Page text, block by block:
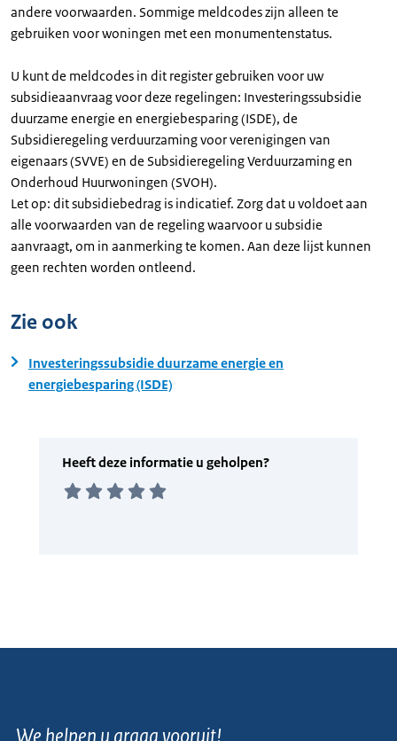
andere voorwaarden. Sommige meldcodes zijn alleen te
gebruiken voor woningen met een monumentenstatus.
U kunt de meldcodes in dit register gebruiken voor uw
subsidieaanvraag voor deze regelingen: Investeringssubsidie
duurzame energie en energiebesparing (ISDE), de
Subsidieregeling verduurzaming voor verenigingen van
eigenaars (SVVE) en de Subsidieregeling Verduurzaming en
Onderhoud Huurwoningen (SVOH).
Let op: dit subsidiebedrag is indicatief. Zorg dat u voldoet aan
alle voorwaarden van de regeling waarvoor u subsidie
aanvraagt, om in aanmerking te komen. Aan deze lijst kunnen
geen rechten worden ontleend.
Zie ook
Investeringssubsidie duurzame energie en
energiebesparing (ISDE)